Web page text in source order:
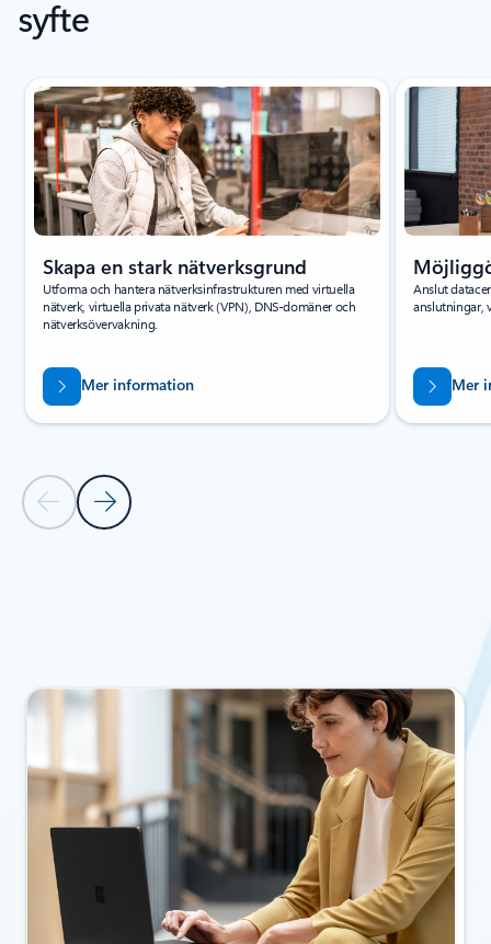
syfte
Visar bild 1 av 5
Föregående bild
Nästa bild
Skapa en stark nätverksgrund
Utforma och hantera nätverksinfrastrukturen med virtuella
nätverk, virtuella privata nätverk (VPN), DNS-domäner och
nätverksövervakning.
Mer information
Anslut
anslutningar,
Mer